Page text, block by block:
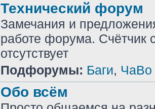
Технический форум
Замечания и
работе форума. Счётчик
отсутствует
Подфорумы: Баги, ЧаВо
Обо всём